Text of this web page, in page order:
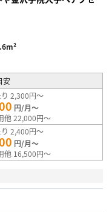
安
2,300円～
円/月～
他 22,000円～
2,400円～
円/月～
他 16,500円～